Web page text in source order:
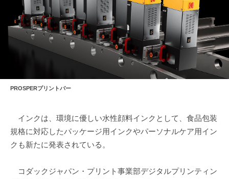
PROSPERプリントバー
インクは、環境に優しい水性顔料インクとして、食品包装
規格に対応したパッケージ用インクやパーソナルケア用イン
クも新たに発表されている。
コダックジャパン・プリント事業部デジタルプリンティン